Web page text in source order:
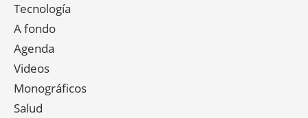
Tecnología
A fondo
Agenda
Videos
Monográficos
Salud